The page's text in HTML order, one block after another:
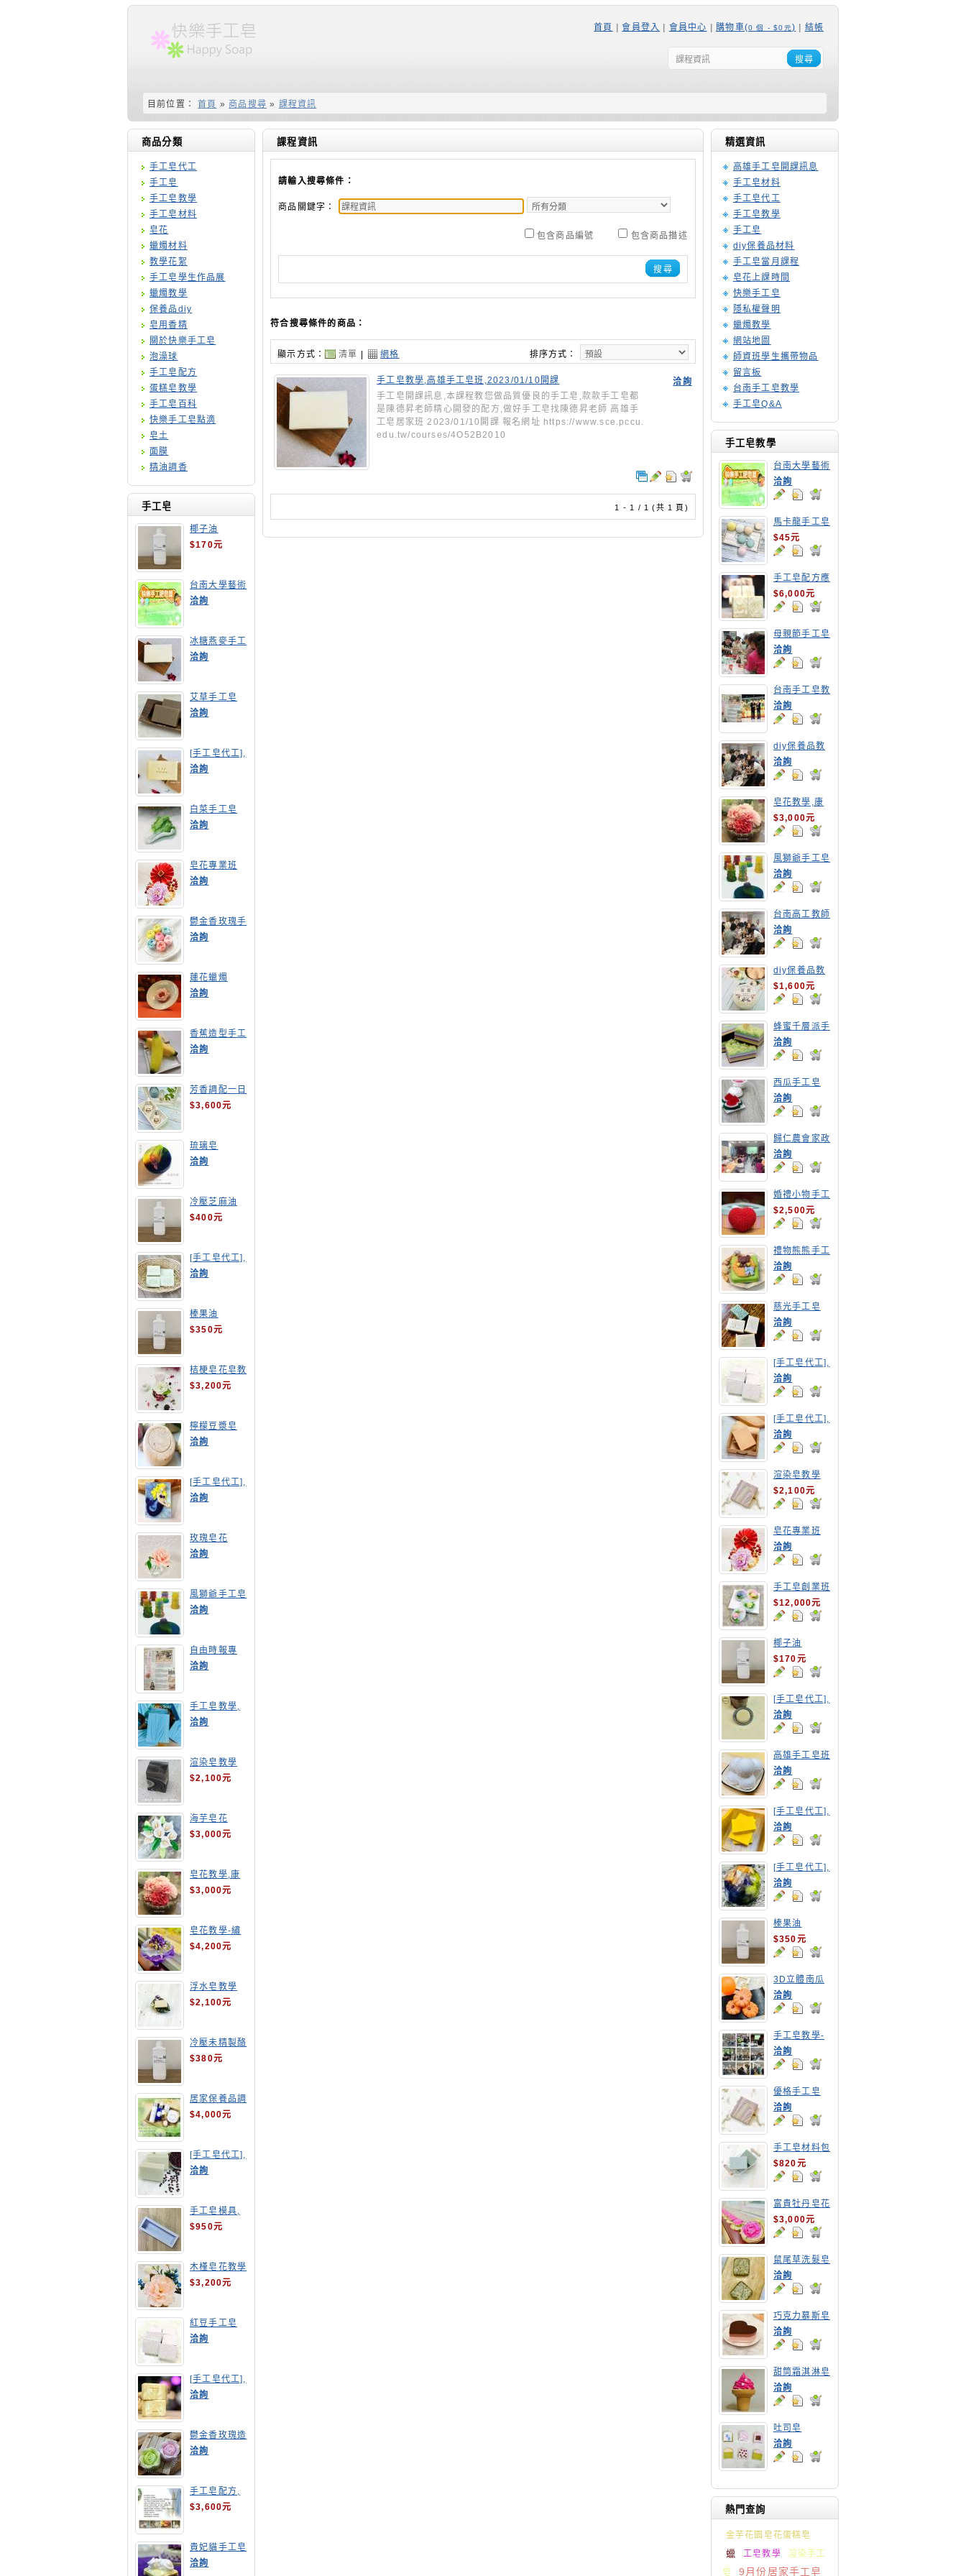
首頁 會員登入 會員中心 購物車(0 個 - $0元) 結帳
搜尋
目前位置： 首頁 » 商品搜尋 » 課程資訊
商品分類
手工皂代工
手工皂
手工皂教學
手工皂材料
皂花
蠟燭材料
教學花絮
手工皂學生作品展
蠟燭教學
保養品diy
皂用香精
關於快樂手工皂
泡澡球
手工皂配方
蛋糕皂教學
手工皂百科
快樂手工皂點滴
皂土
面膜
精油調香
手工皂
椰子油
$170元
台南大學藝術
手工皂師資培
訓班
洽詢
冰糖燕麥手工
皂
洽詢
艾草手工皂
洽詢
[手工皂代工],
膠原蛋白手工
皂
洽詢
白菜手工皂
洽詢
皂花專業班
洽詢
鬱金香玫瑰手
工皂(長高型)
洽詢
蓮花蠟燭
洽詢
香蕉造型手工
皂
洽詢
芳香調配一日
班
$3,600元
琉璃皂
洽詢
冷壓芝麻油
$400元
[手工皂代工],
酪梨手工皂
洽詢
榛果油
$350元
桔梗皂花皂教
學
$3,200元
檸檬豆漿皂
(溫潤手感皂)
洽詢
[手工皂代工],
美人魚手工皂
洽詢
玫瑰皂花
洽詢
風獅爺手工皂
洽詢
自由時報專
訪,手工皂達
人陳德昇老師
洽詢
手工皂教學,
手工皂當月課
程,渲染皂
洽詢
渲染皂教學
$2,100元
海芋皂花
$3,000元
皂花教學,康
乃馨
$3,000元
皂花教學-繡
球花皂花束
$4,200元
浮水皂教學
$2,100元
冷壓未精製酪
梨油
$380元
居家保養品調
配班
$4,000元
[手工皂代工],
酒粕皂
洽詢
手工皂模具,
長方形吐司模
$950元
木槿皂花教學
$3,200元
紅豆手工皂
洽詢
[手工皂代工],
羊奶皂
洽詢
鬱金香玫瑰造
型手工皂
洽詢
手工皂配方,
手工皂教學
$3,600元
貴妃貓手工皂
洽詢
精選資訊
高雄手工皂開課訊息
手工皂材料
手工皂代工
手工皂教學
手工皂
diy保養品材料
手工皂當月課程
皂花上課時間
快樂手工皂
隱私權聲明
蠟燭教學
網站地圖
師資班學生攜帶物品
留言板
台南手工皂教學
手工皂Q&A
手工皂教學
台南大學藝術
手工皂師資培
訓班
洽詢
馬卡龍手工皂
$45元
手工皂配方應
用班
$6,000元
母親節手工皂
教學
洽詢
台南手工皂教
學,高雄手工
皂教學
洽詢
diy保養品教
學-台南高工
教職員DIY乳
液教學
洽詢
皂花教學,康
乃馨
$3,000元
風獅爺手工皂
洽詢
台南高工教師
保養品研習營
洽詢
diy保養品教
學-修護霜
$1,600元
蜂蜜千層派手
工皂
洽詢
西瓜手工皂
洽詢
歸仁農會家政
專案計畫-酵
素清潔液研習
座談
洽詢
婚禮小物手工
皂教學
$2,500元
禮物熊熊手工
皂
洽詢
慈光手工皂
洽詢
[手工皂代工],
紅豆手工皂
洽詢
[手工皂代工],
胡蘿蔔手工皂
洽詢
渲染皂教學
$2,100元
皂花專業班
洽詢
手工皂創業班
(MP皂班)
$12,000元
椰子油
$170元
[手工皂代工],
摩洛哥洗髮皂
洽詢
高雄手工皂班
洽詢
[手工皂代工],
南瓜手工皂
洽詢
[手工皂代工],
寶石皂
洽詢
榛果油
$350元
3D立體南瓜
手工皂
洽詢
手工皂教學-
嘉南農田水利
會皂花教學
洽詢
優格手工皂
洽詢
手工皂材料包
1公斤包裝
$820元
富貴牡丹皂花
$3,000元
鼠尾草洗髮皂
洽詢
巧克力慕斯皂
洽詢
甜筒霜淇淋皂
洽詢
吐司皂
洽詢
熱門查詢
金芋花園皂花蛋糕皂
蠟 工皂教學
渲染手工
皂
9月份居家手工皂
課程資訊
請輸入搜尋條件：
商品關鍵字：
包含商品編號 包含商品描述
搜尋
符合搜尋條件的商品：
顯示方式： 清單 | 網格 排序方式：
洽詢
手工皂教學,高雄手工皂班,2023/01/10開課
手工皂開課訊息,本課程教您做品質優良的手工皂,款款手工皂都
是陳德昇老師精心開發的配方,做好手工皂找陳德昇老師 高雄手
工皂居家班 2023/01/10開課 報名網址 https://www.sce.pccu.
edu.tw/courses/4O52B2010
1 - 1 / 1 (共 1 頁)